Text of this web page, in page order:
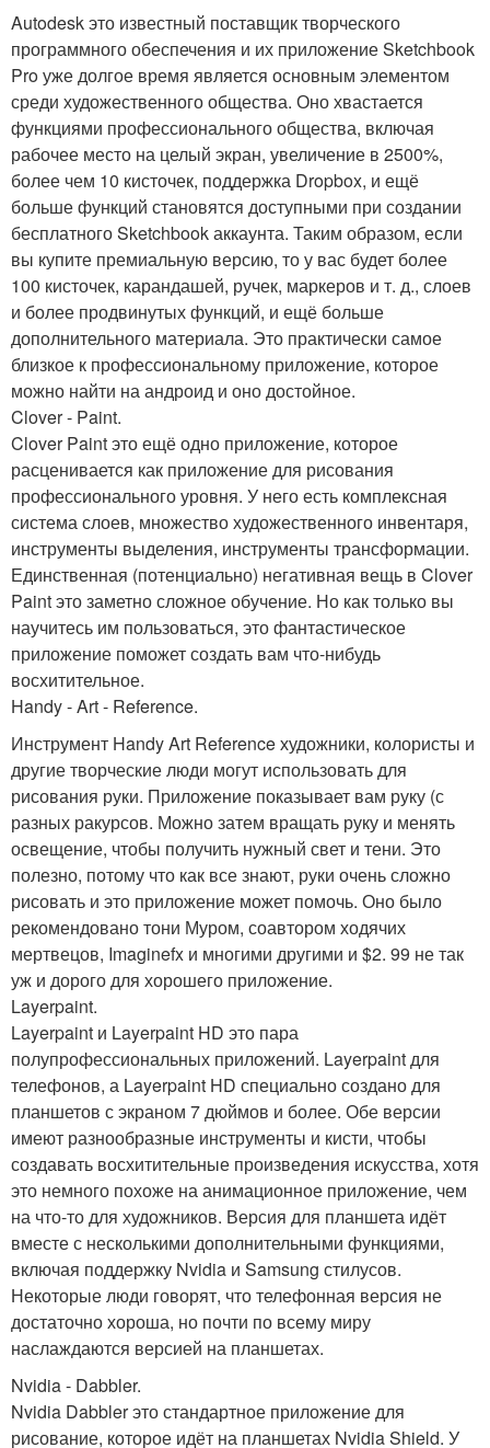
Autodesk это известный поставщик творческого
программного обеспечения и их приложение Sketchbook
Pro уже долгое время является основным элементом
среди художественного общества. Оно хвастается
функциями профессионального общества, включая
рабочее место на целый экран, увеличение в 2500%,
более чем 10 кисточек, поддержка Dropbox, и ещё
больше функций становятся доступными при создании
бесплатного Sketchbook аккаунта. Таким образом, если
вы купите премиальную версию, то у вас будет более
100 кисточек, карандашей, ручек, маркеров и т. д., слоев
и более продвинутых функций, и ещё больше
дополнительного материала. Это практически самое
близкое к профессиональному приложение, которое
можно найти на андроид и оно достойное.
Clover - Paint.
Clover Paint это ещё одно приложение, которое
расценивается как приложение для рисования
профессионального уровня. У него есть комплексная
система слоев, множество художественного инвентаря,
инструменты выделения, инструменты трансформации.
Единственная (потенциально) негативная вещь в Clover
Paint это заметно сложное обучение. Но как только вы
научитесь им пользоваться, это фантастическое
приложение поможет создать вам что-нибудь
восхитительное.
Handy - Art - Reference.
Инструмент Handy Art Reference художники, колористы и
другие творческие люди могут использовать для
рисования руки. Приложение показывает вам руку (с
разных ракурсов. Можно затем вращать руку и менять
освещение, чтобы получить нужный свет и тени. Это
полезно, потому что как все знают, руки очень сложно
рисовать и это приложение может помочь. Оно было
рекомендовано тони Муром, соавтором ходячих
мертвецов, Imaginefx и многими другими и $2. 99 не так
уж и дорого для хорошего приложение.
Layerpaint.
Layerpaint и Layerpaint HD это пара
полупрофессиональных приложений. Layerpaint для
телефонов, а Layerpaint HD специально создано для
планшетов с экраном 7 дюймов и более. Обе версии
имеют разнообразные инструменты и кисти, чтобы
создавать восхитительные произведения искусства, хотя
это немного похоже на анимационное приложение, чем
на что-то для художников. Версия для планшета идёт
вместе с несколькими дополнительными функциями,
включая поддержку Nvidia и Samsung стилусов.
Некоторые люди говорят, что телефонная версия не
достаточно хороша, но почти по всему миру
наслаждаются версией на планшетах.
Nvidia - Dabbler.
Nvidia Dabbler это стандартное приложение для
рисование, которое идёт на планшетах Nvidia Shield. У